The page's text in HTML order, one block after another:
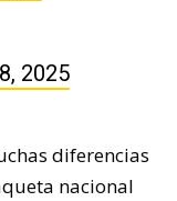
2025
diferencias
nacional